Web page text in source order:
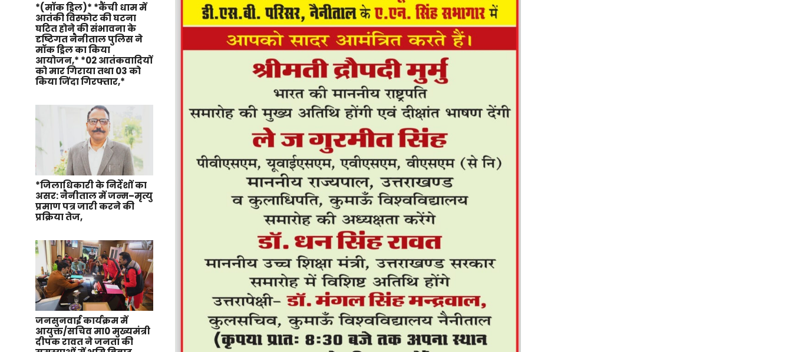
*(मॉक ड्रिल)* *कैंची धाम में
आतंकी विस्फोट की घटना
घटित होने की संभावना के
दृष्टिगत नैनीताल पुलिस ने
मॉक ड्रिल का किया
आयोजन,* *02 आतंकवादियों
को मार गिराया तथा 03 को
किया जिंदा गिरफ्तार,*
*जिलाधिकारी के निर्देशों का
असर: नैनीताल में जन्म–मृत्यु
प्रमाण पत्र जारी करने की
प्रक्रिया तेज,
जनसुनवाई कार्यक्रम में
आयुक्त/सचिव मा0 मुख्यमंत्री
दीपक रावत ने जनता की